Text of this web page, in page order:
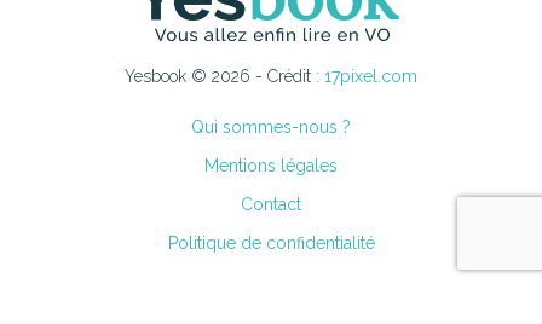
Yesbook © 2026 - Crédit : 17pixel.com
Qui sommes-nous ?
Mentions légales
Contact
Politique de confidentialité